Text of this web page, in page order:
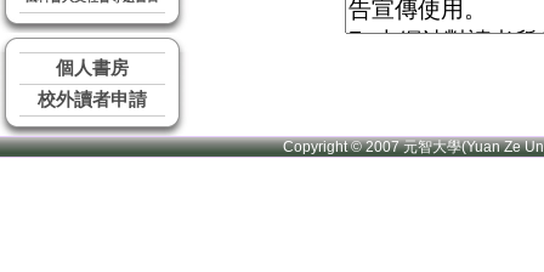
個人書房
校外讀者申請
Copyright © 2007 元智大學(Yuan Ze